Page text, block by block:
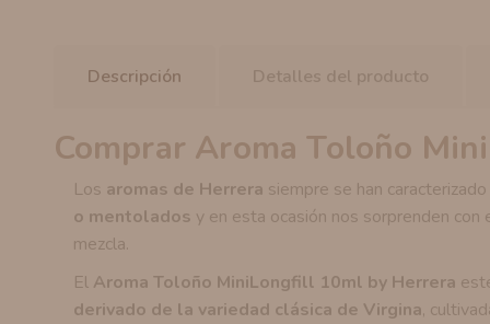
Descripción Detalles del producto
Comprar Aroma Toloño
Los aromas de Herrera siempre se han
o mentolados y en esta ocasión nos sorprenden con
mezcla.
El Aroma Toloño MiniLongfill 10ml by Herrera
derivado de la variedad clásica de Virgina,